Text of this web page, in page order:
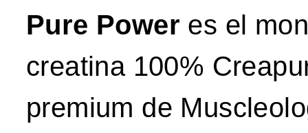
Pure Power es el
creatina 100%
premium de